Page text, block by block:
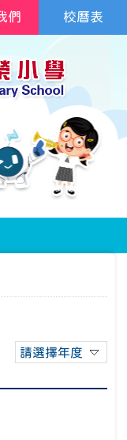
校曆表
們
請選擇年度